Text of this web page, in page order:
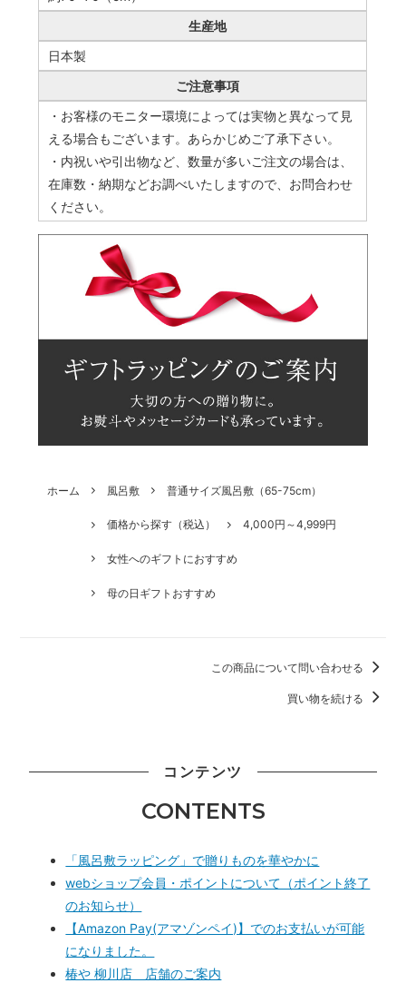
生産地
日本製
ご注意事項
・お客様のモニター環境によっては実物と異なって見
える場合もございます。あらかじめご了承下さい。
・内祝いや引出物など、数量が多いご注文の場合は、
在庫数・納期などお調べいたしますので、お問合わせ
ください。
ホーム 風呂敷 普通サイズ風呂敷（65-75cm）
価格から探す（税込） 4,000円～4,999円
女性へのギフトにおすすめ
母の日ギフトおすすめ
この商品について問い合わせる
買い物を続ける
コンテンツ
CONTENTS
「風呂敷ラッピング」で贈りものを華やかに
webショップ会員・ポイントについて（ポイント終了
のお知らせ）
【Amazon Pay(アマゾンペイ)】でのお支払いが可能
になりました。
椿や 柳川店 店舗のご案内